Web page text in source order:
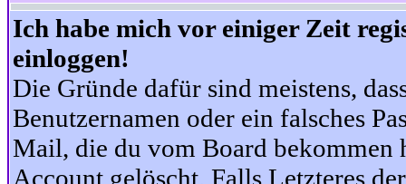
Ich habe mich vor einiger Zeit
einloggen!
Die Gründe dafür sind meistens,
Benutzernamen oder ein falsches
Mail, die du vom Board bekommen
Account gelöscht. Falls Letzteres